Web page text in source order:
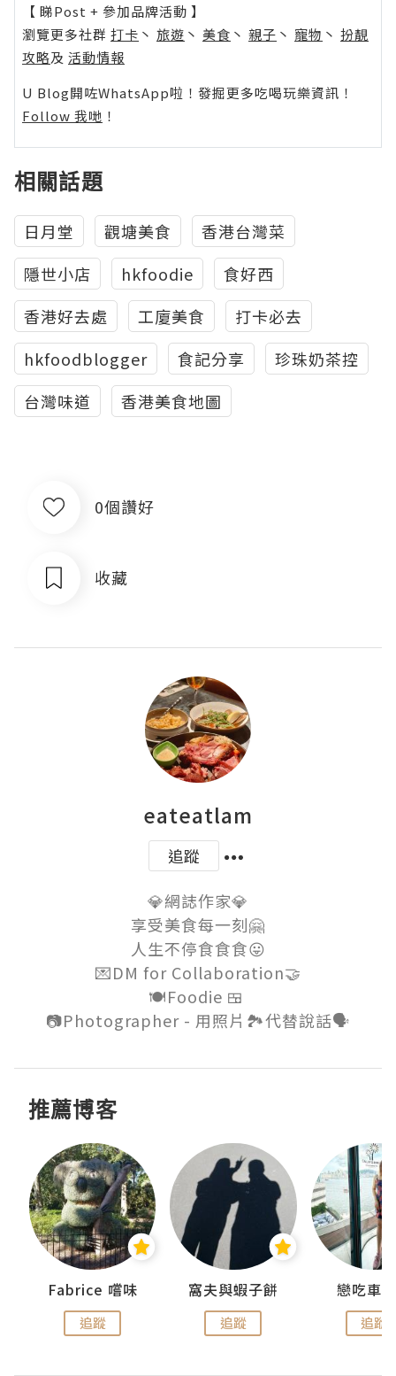
【 睇Post + 參加品牌活動 】
瀏覽更多社群 打卡 丶 旅遊 丶 美食 丶 親子 丶 寵物 丶 扮靚
攻略及 活動情報
U Blog開咗WhatsApp啦！發掘更多吃喝玩樂資訊！
Follow 我哋 ！
相關話題
日月堂 觀塘美食
香港台灣菜
隱世小店
hkfoodie
食好西
香港好去處
工廈美食
打卡必去
hkfoodblogger
食記分享
珍珠奶茶控
台灣味道
香港美食地圖
0個讚好
收藏
eateatlam
追蹤
💎網誌作家💎
享受美食每一刻🤗
人生不停食食食😛
💌DM for Collaboration🤝
🍽Foodie 🍱
推薦博客
Fabrice 嚐味
追蹤
窩夫與蝦子餅
追蹤
戀吃車
追蹤